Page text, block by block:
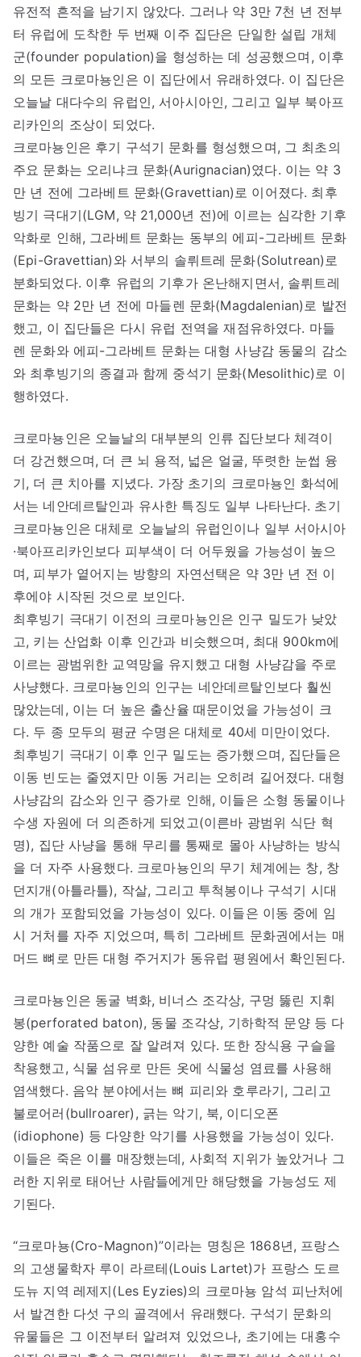
유전적 흔적을 남기지 않았다. 그러나 약 3만 7천 년 전부
터 유럽에 도착한 두 번째 이주 집단은 단일한 설립 개체
군(founder population)을 형성하는 데 성공했으며, 이후
의 모든 크로마뇽인은 이 집단에서 유래하였다. 이 집단은
오늘날 대다수의 유럽인, 서아시아인, 그리고 일부 북아프
리카인의 조상이 되었다.
크로마뇽인은 후기 구석기 문화를 형성했으며, 그 최초의
주요 문화는 오리냐크 문화(Aurignacian)였다. 이는 약 3
만 년 전에 그라베트 문화(Gravettian)로 이어졌다. 최후
빙기 극대기(LGM, 약 21,000년 전)에 이르는 심각한 기후
악화로 인해, 그라베트 문화는 동부의 에피-그라베트 문화
(Epi-Gravettian)와 서부의 솔뤼트레 문화(Solutrean)로
분화되었다. 이후 유럽의 기후가 온난해지면서, 솔뤼트레
문화는 약 2만 년 전에 마들렌 문화(Magdalenian)로 발전
했고, 이 집단들은 다시 유럽 전역을 재점유하였다. 마들
렌 문화와 에피-그라베트 문화는 대형 사냥감 동물의 감소
와 최후빙기의 종결과 함께 중석기 문화(Mesolithic)로 이
행하였다.
크로마뇽인은 오늘날의 대부분의 인류 집단보다 체격이
더 강건했으며, 더 큰 뇌 용적, 넓은 얼굴, 뚜렷한 눈썹 융
기, 더 큰 치아를 지녔다. 가장 초기의 크로마뇽인 화석에
서는 네안데르탈인과 유사한 특징도 일부 나타난다. 초기
크로마뇽인은 대체로 오늘날의 유럽인이나 일부 서아시아
·북아프리카인보다 피부색이 더 어두웠을 가능성이 높으
며, 피부가 옅어지는 방향의 자연선택은 약 3만 년 전 이
후에야 시작된 것으로 보인다.
최후빙기 극대기 이전의 크로마뇽인은 인구 밀도가 낮았
고, 키는 산업화 이후 인간과 비슷했으며, 최대 900km에
이르는 광범위한 교역망을 유지했고 대형 사냥감을 주로
사냥했다. 크로마뇽인의 인구는 네안데르탈인보다 훨씬
많았는데, 이는 더 높은 출산율 때문이었을 가능성이 크
다. 두 종 모두의 평균 수명은 대체로 40세 미만이었다.
최후빙기 극대기 이후 인구 밀도는 증가했으며, 집단들은
이동 빈도는 줄였지만 이동 거리는 오히려 길어졌다. 대형
사냥감의 감소와 인구 증가로 인해, 이들은 소형 동물이나
수생 자원에 더 의존하게 되었고(이른바 광범위 식단 혁
명), 집단 사냥을 통해 무리를 통째로 몰아 사냥하는 방식
을 더 자주 사용했다. 크로마뇽인의 무기 체계에는 창, 창
던지개(아틀라틀), 작살, 그리고 투척봉이나 구석기 시대
의 개가 포함되었을 가능성이 있다. 이들은 이동 중에 임
시 거처를 자주 지었으며, 특히 그라베트 문화권에서는 매
머드 뼈로 만든 대형 주거지가 동유럽 평원에서 확인된다.
크로마뇽인은 동굴 벽화, 비너스 조각상, 구멍 뚫린 지휘
봉(perforated baton), 동물 조각상, 기하학적 문양 등 다
양한 예술 작품으로 잘 알려져 있다. 또한 장식용 구슬을
착용했고, 식물 섬유로 만든 옷에 식물성 염료를 사용해
염색했다. 음악 분야에서는 뼈 피리와 호루라기, 그리고
불로어러(bullroarer), 긁는 악기, 북, 이디오폰
(idiophone) 등 다양한 악기를 사용했을 가능성이 있다.
이들은 죽은 이를 매장했는데, 사회적 지위가 높았거나 그
러한 지위로 태어난 사람들에게만 해당했을 가능성도 제
기된다.
“크로마뇽(Cro-Magnon)”이라는 명칭은 1868년, 프랑스
의 고생물학자 루이 라르테(Louis Lartet)가 프랑스 도르
도뉴 지역 레제지(Les Eyzies)의 크로마뇽 암석 피난처에
서 발견한 다섯 구의 골격에서 유래했다. 구석기 문화의
유물들은 그 이전부터 알려져 있었으나, 초기에는 대홍수